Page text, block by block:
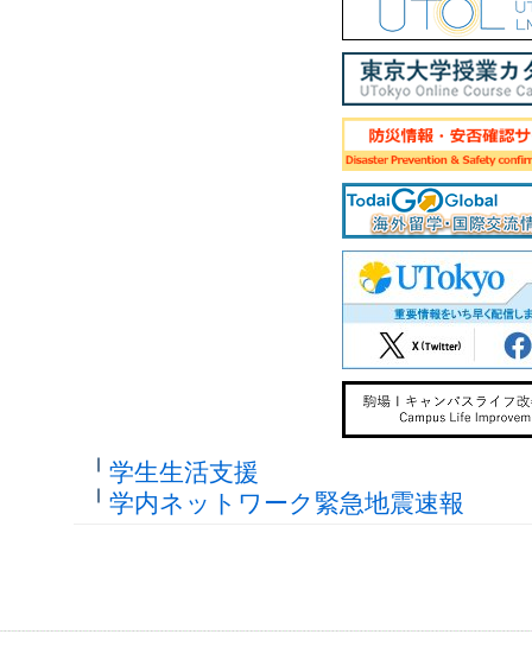
学生生活支援
学内ネットワーク緊急地震速報